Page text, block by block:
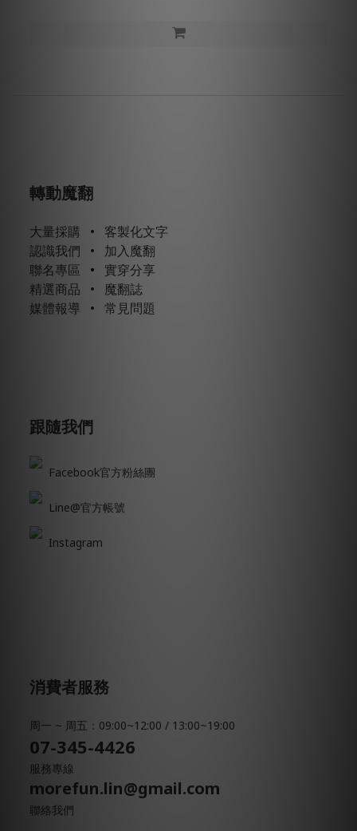
轉動魔翻
大量採購 •
客製化文字
認識我們 •
加入魔翻
聯名專區 •
實穿分享
精選商品 •
魔翻誌
媒體報導
• 常見問題
跟隨我們
Facebook官方粉絲團
Line@官方帳號
Instagram
消費者服務
周一 ~ 周五：09:00~12:00 / 13:00~19:00
07-345-4426
服務專線
morefun.lin@gmail.com
聯絡我們